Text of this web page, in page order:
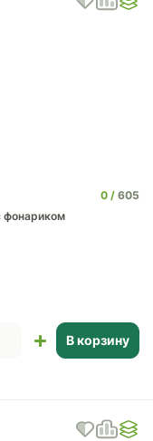
0
605
фонариком
В корзину